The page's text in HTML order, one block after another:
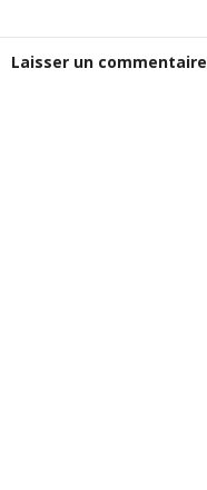
Laisser un commentaire